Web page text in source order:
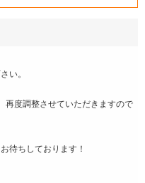
い。
再度調整させていただきますので
待ちしております！